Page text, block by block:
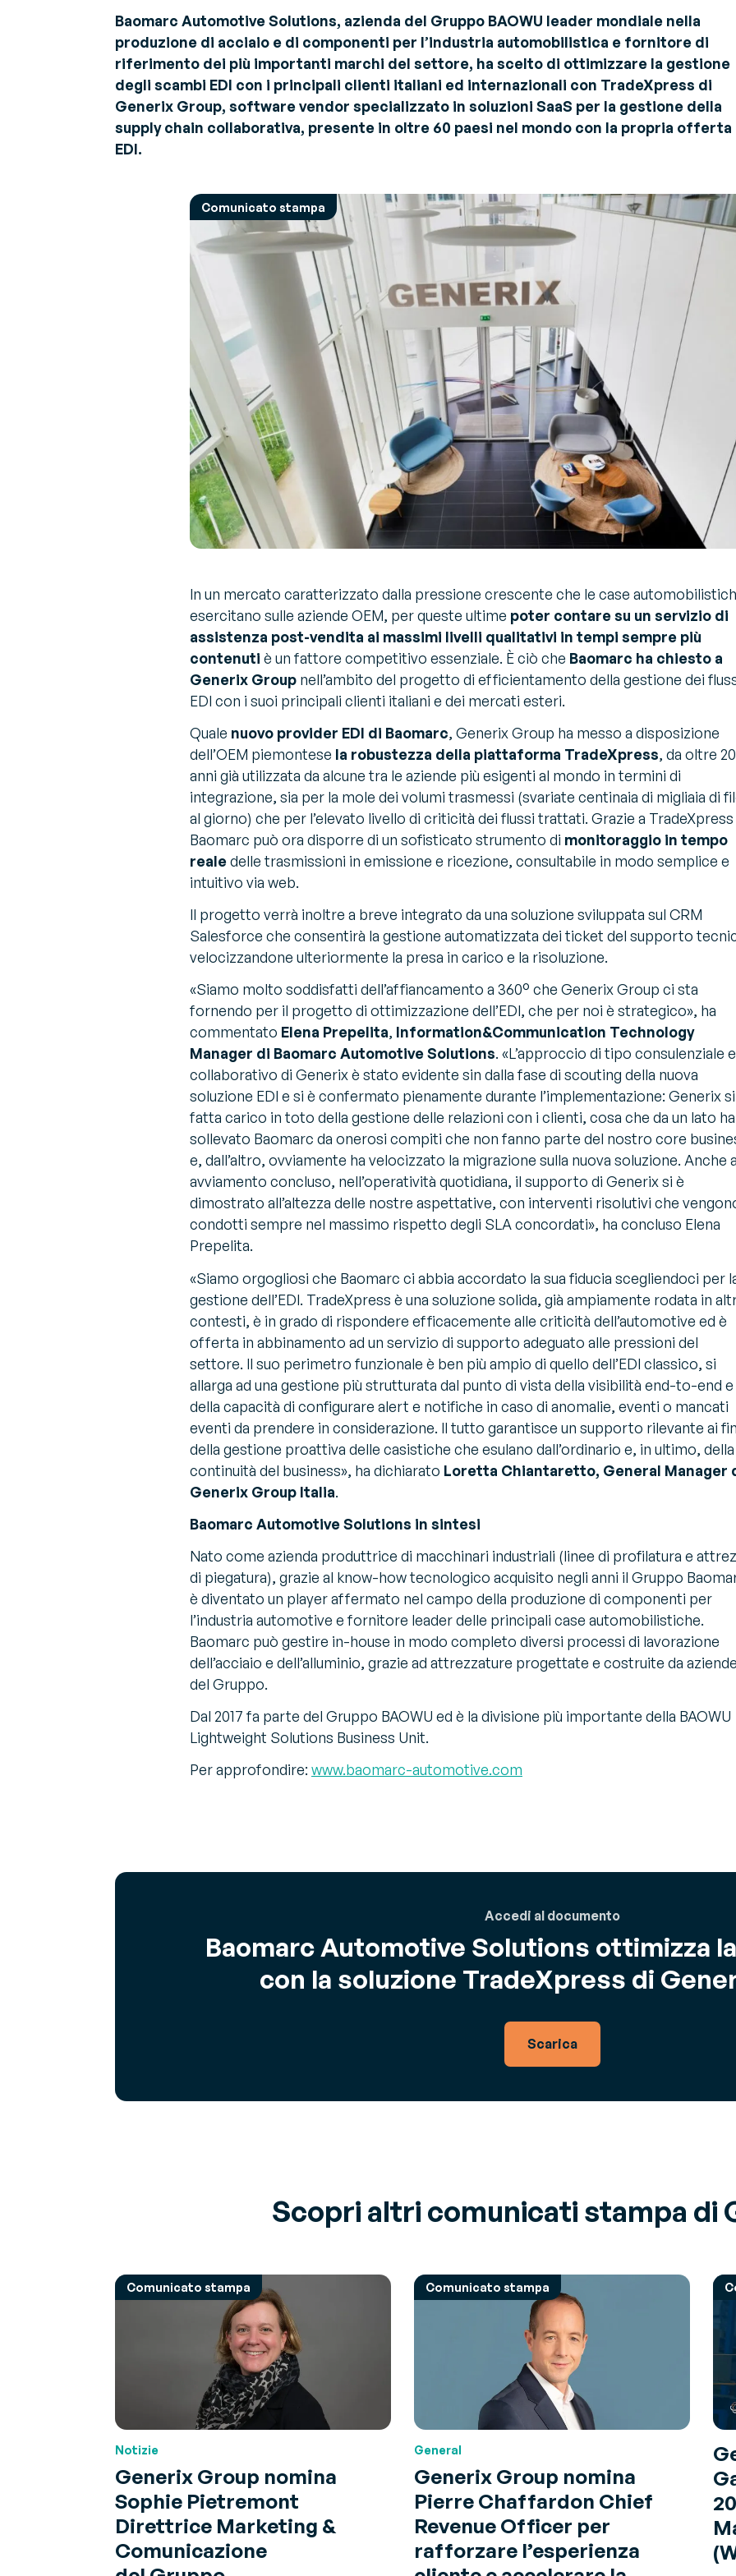
Ottimizza i trasporti e riduci la
CO2
Vendor Managed Inventory –
Costruisci una supply chain
snella ed efficiente
Scopri chi siamo
La parola all'esperto
Suggerimenti e raccomandazioni degli
esperti sulle sfide e sulle soluzioni del settore
Baomarc Automotive Solutions, azienda del Gruppo BAOWU leader mondiale nella
produzione di acciaio e di componenti per l’industria automobilistica e fornitore di
riferimento dei più importanti marchi del settore, ha scelto di ottimizzare la gestione
degli scambi EDI con i principali clienti italiani ed internazionali con TradeXpress di
Generix Group, software vendor specializzato in soluzioni SaaS per la gestione della
supply chain collaborativa, presente in oltre 60 paesi nel mondo con la propria offerta
EDI.
Comunicato stampa
In un mercato caratterizzato dalla pressione crescente che le case
esercitano sulle aziende OEM, per queste ultime poter contare su un servizio di
assistenza post-vendita ai massimi livelli qualitativi in tempi sempre più
contenuti è un fattore competitivo essenziale. È ciò che Baomarc ha chiesto a
Generix Group nell’ambito del progetto di efficientamento della gestione dei
EDI con i suoi principali clienti italiani e dei mercati esteri.
Quale nuovo provider EDI di Baomarc, Generix Group ha messo a disposizione
dell’OEM piemontese la robustezza della piattaforma TradeXpress, da oltre 20
anni già utilizzata da alcune tra le aziende più esigenti al mondo in termini di
integrazione, sia per la mole dei volumi trasmessi (svariate centinaia di migliaia di
al giorno) che per l’elevato livello di criticità dei flussi trattati. Grazie a TradeXpress
Baomarc può ora disporre di un sofisticato strumento di monitoraggio in tempo
realedelle trasmissioni in emissione e ricezione, consultabile in modo semplice e
intuitivo via web.
Il progetto verrà inoltre a breve integrato da una soluzione sviluppata sul CRM
Salesforce che consentirà la gestione automatizzata dei ticket del supporto
velocizzandone ulteriormente la presa in carico e la risoluzione.
«Siamo molto soddisfatti dell’affiancamento a 360° che Generix Group ci sta
fornendo per il progetto di ottimizzazione dell’EDI, che per noi è strategico», ha
commentato Elena Prepelita, Information&Communication Technology
Manager di Baomarc Automotive Solutions. «L’approccio di tipo consulenziale e
collaborativo di Generix è stato evidente sin dalla fase di scouting della nuova
soluzione EDI e si è confermato pienamente durante l’implementazione: Generix
fatta carico in toto della gestione delle relazioni con i clienti, cosa che da un lato ha
sollevato Baomarc da onerosi compiti che non fanno parte del nostro core
e, dall’altro, ovviamente ha velocizzato la migrazione sulla nuova soluzione. Anche
avviamento concluso, nell’operatività quotidiana, il supporto di Generix si è
dimostrato all’altezza delle nostre aspettative, con interventi risolutivi che
condotti sempre nel massimo rispetto degli SLA concordati», ha concluso Elena
Prepelita.
«Siamo orgogliosi che Baomarc ci abbia accordato la sua fiducia scegliendoci per
gestione dell’EDI. TradeXpress è una soluzione solida, già ampiamente rodata in
contesti, è in grado di rispondere efficacemente alle criticità dell’automotive ed è
offerta in abbinamento ad un servizio di supporto adeguato alle pressioni del
settore. Il suo perimetro funzionale è ben più ampio di quello dell’EDI classico, si
allarga ad una gestione più strutturata dal punto di vista della visibilità end-to-end e
della capacità di configurare alert e notifiche in caso di anomalie, eventi o mancati
eventi da prendere in considerazione. Il tutto garantisce un supporto rilevante ai
della gestione proattiva delle casistiche che esulano dall’ordinario e, in ultimo, della
continuità del business», ha dichiarato Loretta Chiantaretto, General Manager
Generix Group Italia.
Baomarc Automotive Solutions in sintesi
Nato come azienda produttrice di macchinari industriali (linee di profilatura e
di piegatura), grazie al know-how tecnologico acquisito negli anni il Gruppo
è diventato un player affermato nel campo della produzione di componenti per
l’industria automotive e fornitore leader delle principali case automobilistiche.
Baomarc può gestire in-house in modo completo diversi processi di lavorazione
dell’acciaio e dell’alluminio, grazie ad attrezzature progettate e costruite da
del Gruppo.
Dal 2017 fa parte del Gruppo BAOWU ed è la divisione più importante della BAOWU
Lightweight Solutions Business Unit.
Per approfondire: www.baomarc-automotive.com
Accedi al documento
Baomarc Automotive Solutions ottimizza
con la soluzione TradeXpress di
Scarica
Scopri altri comunicati stampa di
Comunicato stampa
Notizie
Generix Group nomina
Sophie Pietremont
Direttrice Marketing &
Comunicazione
Comunicato stampa
General
Generix Group nomina
Pierre Chaffardon Chief
Revenue Officer per
rafforzare l’esperienza